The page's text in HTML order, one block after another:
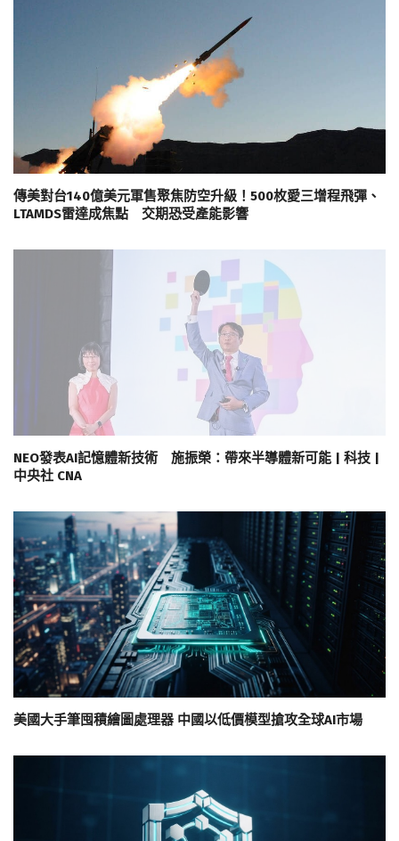
傳美對台140億美元軍售聚焦防空升級！500枚愛三增程飛彈、
LTAMDS雷達成焦點 交期恐受產能影響
NEO發表AI記憶體新技術 施振榮：帶來半導體新可能 | 科技 |
中央社 CNA
美國大手筆囤積繪圖處理器 中國以低價模型搶攻全球AI市場